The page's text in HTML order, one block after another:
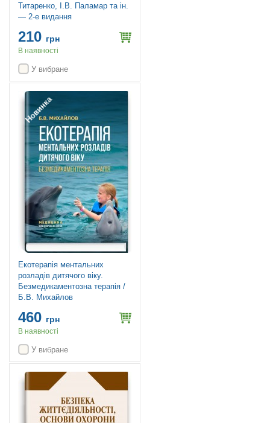
Титаренко, І.В. Паламар та ін.
— 2-е видання
210 грн
В наявності
У вибране
Новинка
Екотерапія ментальних
розладів дитячого віку.
Безмедикаментозна терапія /
Б.В. Михайлов
460 грн
В наявності
У вибране